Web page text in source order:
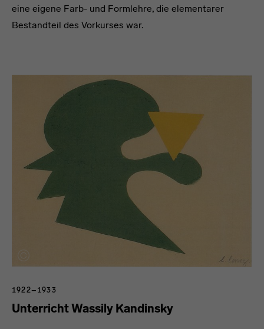
eine eigene Farb- und Formlehre, die elementarer
Bestandteil des Vorkurses war.
1922–1933
Unterricht Wassily Kandinsky